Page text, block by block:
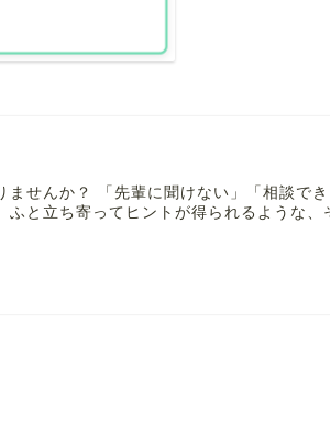
ませんか？ 「先輩に聞けない」「相談
と立ち寄ってヒントが得られるような、